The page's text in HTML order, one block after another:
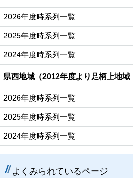
2026年度時系列一覧
2025年度時系列一覧
2024年度時系列一覧
県西地域（2012年度より足柄上地域
2026年度時系列一覧
2025年度時系列一覧
2024年度時系列一覧
よくみられているページ